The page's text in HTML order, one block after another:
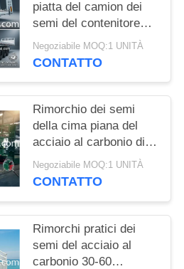
piatta del camion dei
semi del contenitore
degli assi dell'acciaio 3
di mn che porta le
Negoziabile MOQ:1 UNITÀ
CONTATTO
Rimorchio dei semi
della cima piana del
acciaio al carbonio di
trasporto 30-60
tonnellate dei semi di
Negoziabile MOQ:1 UNITÀ
CONTATTO
Rimorchi pratici dei
semi del acciaio al
carbonio 30-60